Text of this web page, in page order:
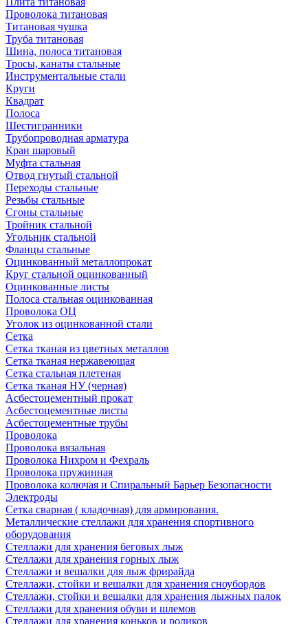
Проволока титановая
Титановая чушка
Труба титановая
Шина, полоса титановая
Тросы, канаты стальные
Инструментальные стали
Круги
Квадрат
Полоса
Шестигранники
Трубопроводная арматура
Кран шаровый
Муфта стальная
Отвод гнутый стальной
Переходы стальные
Резьбы стальные
Сгоны стальные
Тройник стальной
Угольник стальной
Фланцы стальные
Оцинкованный металлопрокат
Круг стальной оцинкованный
Оцинкованные листы
Полоса стальная оцинкованная
Проволока ОЦ
Уголок из оцинкованной стали
Сетка
Сетка тканая из цветных металлов
Сетка тканая нержавеющая
Сетка стальная плетеная
Сетка тканая НУ (черная)
Асбестоцементный прокат
Асбестоцементные листы
Асбестоцементные трубы
Проволока
Проволока вязальная
Проволока Нихром и Фехраль
Проволока пружинная
Проволока колючая и Спиральный Барьер Безопасности
Электроды
Сетка сварная ( кладочная) для армирования.
Металлические стеллажи для хранения спортивного
оборудования
Стеллажи для хранения беговых лыж
Стеллажи для хранения горных лыж
Стеллажи и вешалки для лыж фрирайда
Стеллажи, стойки и вешалки для хранения сноубордов
Стеллажи, стойки и вешалки для хранения лыжных палок
Стеллажи для хранения обуви и шлемов
Стеллажи для хранения коньков и роликов